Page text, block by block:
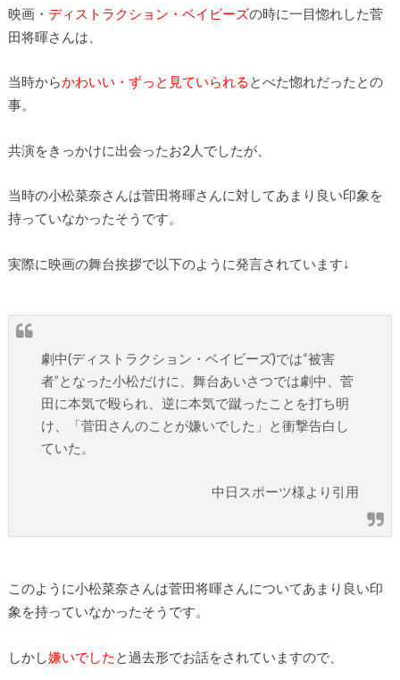
映画・ ディストラクション・ベイビーズの時に一目惚れした菅
田将暉さんは、
当時からかわいい・ずっと見ていられる とべた惚れだったとの
事。
共演をきっかけに出会ったお2人でしたが、
当時の小松菜奈さんは菅田将暉さんに対してあまり良い印象を
持っていなかったそうです。
実際に映画の舞台挨拶で以下のように発言されています↓
劇中(ディストラクション・ベイビーズ)では“被害
者”となった小松だけに、舞台あいさつでは劇中、菅
田に本気で殴られ、逆に本気で蹴ったことを打ち明
け、「菅田さんのことが嫌いでした」と衝撃告白し
ていた。
中日スポーツ様より引用
このように小松菜奈さんは菅田将暉さんについてあまり良い印
象を持っていなかったそうです。
しかし嫌いでした と過去形でお話をされていますので、